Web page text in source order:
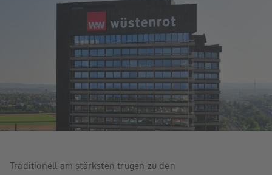
Traditionell am stärksten trugen zu den